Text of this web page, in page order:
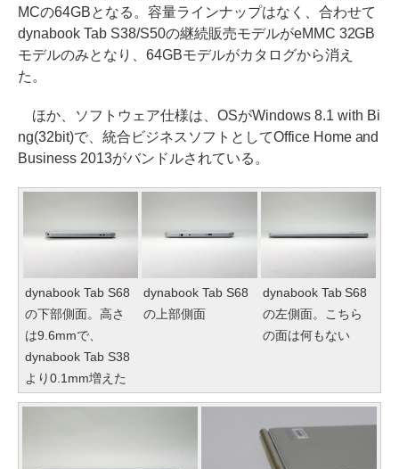
MCの64GBとなる。容量ラインナップはなく、合わせて
dynabook Tab S38/S50の継続販売モデルがeMMC 32GB
モデルのみとなり、64GBモデルがカタログから消え
た。
ほか、ソフトウェア仕様は、OSがWindows 8.1 with Bi
ng(32bit)で、統合ビジネスソフトとしてOffice Home and
Business 2013がバンドルされている。
dynabook Tab S68
の下部側面。高さ
は9.6mmで、
dynabook Tab S38
より0.1mm増えた
dynabook Tab S68
の上部側面
dynabook Tab S68
の左側面。こちら
の面は何もない